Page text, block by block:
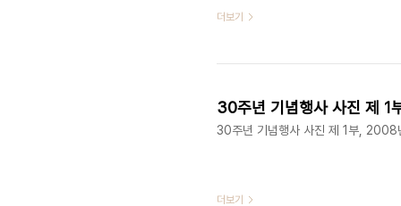
더보기
30주년 기념행사 사진 제 1
30주년 기념행사 사진 제 1부, 2008
더보기